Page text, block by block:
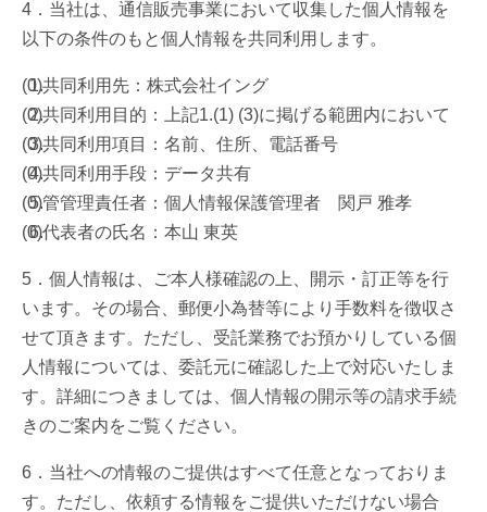
4．当社は、通信販売事業において収集した個人情報を
以下の条件のもと個人情報を共同利用します。
共同利用先：株式会社イング
共同利用目的：上記1.(1) (3)に掲げる範囲内において
共同利用項目：名前、住所、電話番号
共同利用手段：データ共有
管管理責任者：個人情報保護管理者 関戸 雅孝
代表者の氏名：本山 東英
5．個人情報は、ご本人様確認の上、開示・訂正等を行
います。その場合、郵便小為替等により手数料を徴収さ
せて頂きます。ただし、受託業務でお預かりしている個
人情報については、委託元に確認した上で対応いたしま
す。詳細につきましては、個人情報の開示等の請求手続
きのご案内をご覧ください。
6．当社への情報のご提供はすべて任意となっておりま
す。ただし、依頼する情報をご提供いただけない場合